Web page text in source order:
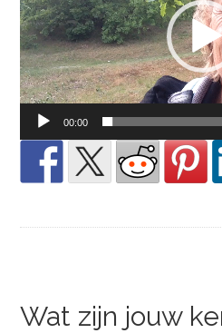
00:00
Wat zijn jouw